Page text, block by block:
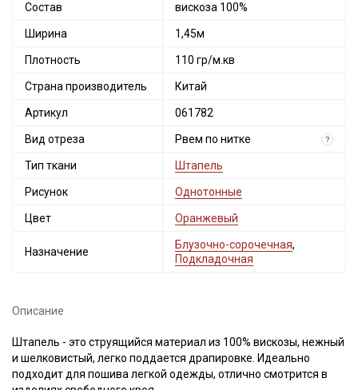
Состав вискоза 100%
Ширина 1,45м
Плотность 110 гр/м.кв
Страна производитель Китай
Артикул 061782
Вид отреза Рвем по нитке ?
Тип ткани Штапель
Рисунок Однотонные
Цвет Оранжевый
Назначение
Блузочно-сорочечная,
Подкладочная
Описание
Штапель - это струящийся материал из 100% вискозы, нежный
и шелковистый, легко поддается драпировке. Идеально
подходит для пошива легкой одежды, отлично смотрится в